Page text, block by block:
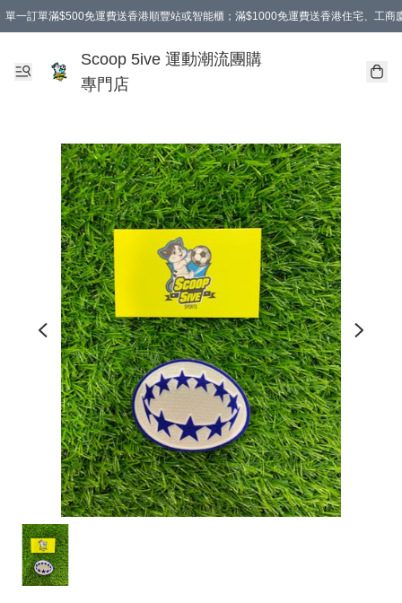
單一訂單滿$500免運費送香港順豐站或智能櫃；滿$1000免運費送香港住宅、工商
Scoop 5ive 運動潮流團購
專門店